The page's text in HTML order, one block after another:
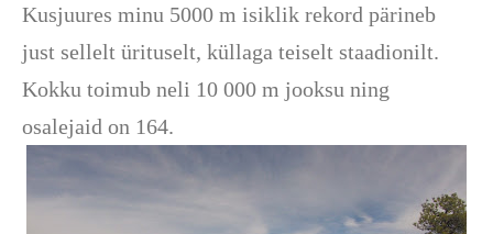
Kusjuures minu 5000 m isiklik rekord pärineb
just sellelt ürituselt, küllaga teiselt staadionilt.
Kokku toimub neli 10 000 m jooksu ning
osalejaid on 164.